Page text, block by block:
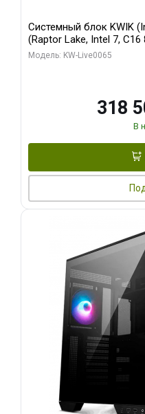
Системный блок KWIK
(Raptor Lake, Intel 7,
модуля)/ ASUS RTX5080
Модель: KW-Live0065
318
В